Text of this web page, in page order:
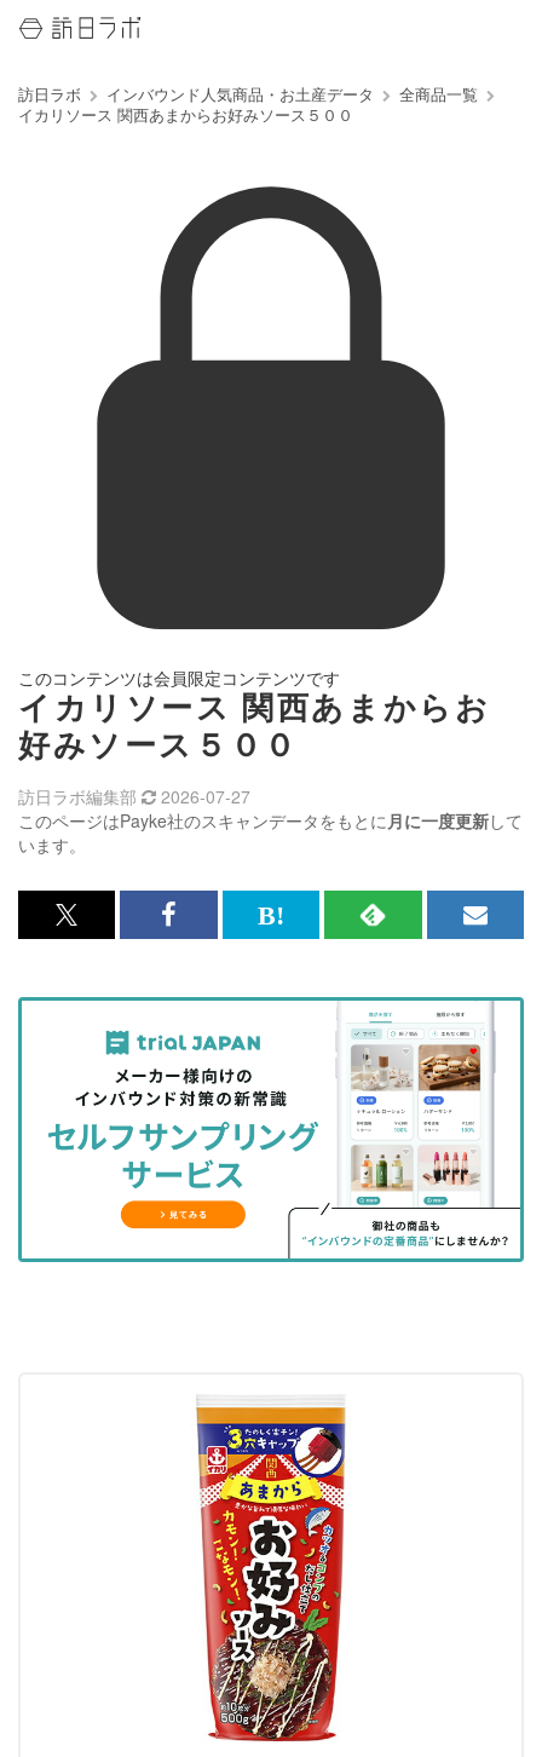
訪日ラボ インバウンド人気商品・お土産データ
全商品一覧
イカリソース 関西あまからお好みソース５００
このコンテンツは会員限定コンテンツです
イカリソース 関西あまからお
好みソース５００
このページはPayke社のスキャンデータをもとに月に一度更新して
います。
訪日ラボ編集部 2026-07-27
x<br>
記
を
シ
ェ
る
Facebook<br>
記
事
を
シ
ェ
ア
す
る
は
な
ッ
ク
マ
に
RSS
記
事
を
購
読
す
る
メ
マ
ガ
登
録
す
る